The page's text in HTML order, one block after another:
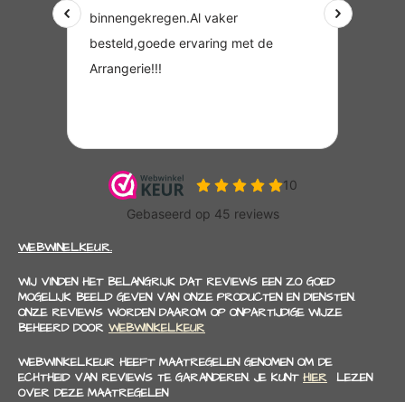
WEBWINELKEUR.
WIJ VINDEN HET BELANGRIJK DAT REVIEWS EEN ZO GOED
MOGELIJK BEELD GEVEN VAN ONZE PRODUCTEN EN DIENSTEN.
ONZE REVIEWS WORDEN DAAROM OP ONPARTIJDIGE WIJZE
BEHEERD DOOR WEBWINKELKEUR
WEBWINKELKEUR HEEFT MAATREGELEN GENOMEN OM DE
ECHTHEID VAN REVIEWS TE GARANDEREN. JE KUNT HIER LEZEN
OVER DEZE MAATREGELEN